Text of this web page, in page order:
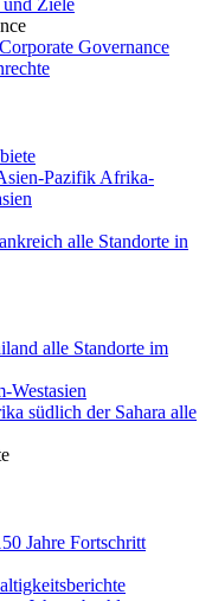
Corporate Governance
Pazifik Afrika-
alle Standorte in
alle Standorte im
Westasien
südlich der Sahara alle
Jahre Fortschritt